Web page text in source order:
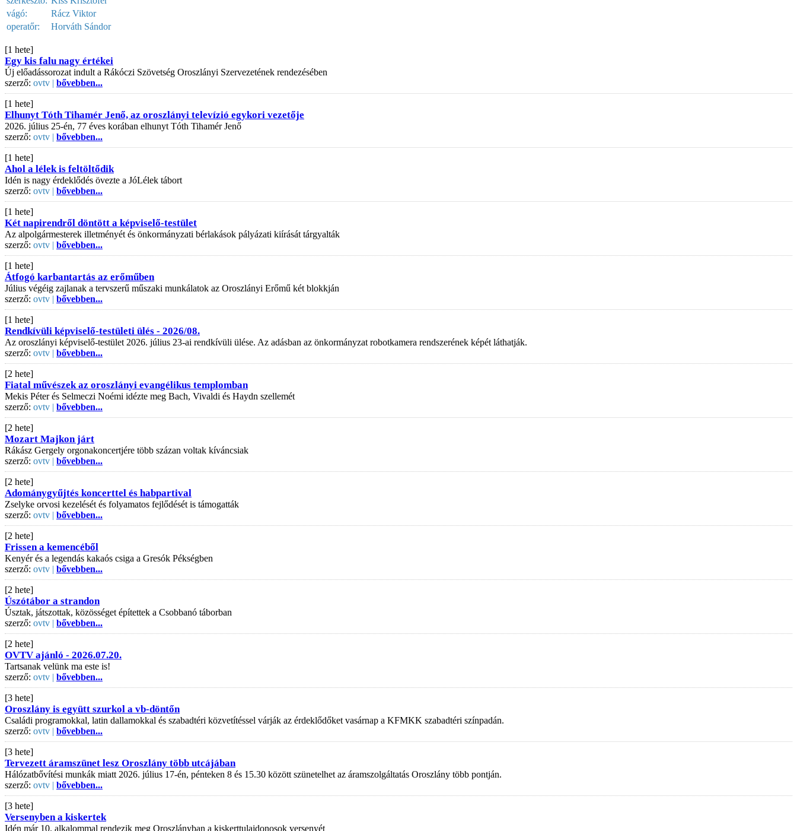
vágó:
Rácz Viktor
operatőr:
Horváth Sándor
[1 hete]
Egy kis falu nagy értékei
Új előadássorozat indult a Rákóczi Szövetség Oroszlányi Szervezetének rendezésében
szerző: ovtv | bővebben...
[1 hete]
Elhunyt Tóth Tihamér Jenő, az oroszlányi televízió egykori vezetője
2026. július 25-én, 77 éves korában elhunyt Tóth Tihamér Jenő
szerző: ovtv | bővebben...
[1 hete]
Ahol a lélek is feltöltődik
Idén is nagy érdeklődés övezte a JóLélek tábort
szerző: ovtv | bővebben...
[1 hete]
Két napirendről döntött a képviselő-testület
Az alpolgármesterek illetményét és önkormányzati bérlakások pályázati kiírását tárgyalták
szerző: ovtv | bővebben...
[1 hete]
Átfogó karbantartás az erőműben
Július végéig zajlanak a tervszerű műszaki munkálatok az Oroszlányi Erőmű két blokkján
szerző: ovtv | bővebben...
[1 hete]
Rendkívüli képviselő-testületi ülés - 2026/08.
Az oroszlányi képviselő-testület 2026. július 23-ai rendkívüli ülése. Az adásban az önkormányzat robotkamera rendszerének képét láthatják.
szerző: ovtv | bővebben...
[2 hete]
Fiatal művészek az oroszlányi evangélikus templomban
Mekis Péter és Selmeczi Noémi idézte meg Bach, Vivaldi és Haydn szellemét
szerző: ovtv | bővebben...
[2 hete]
Mozart Majkon járt
Rákász Gergely orgonakoncertjére több százan voltak kíváncsiak
szerző: ovtv | bővebben...
[2 hete]
Adománygyűjtés koncerttel és habpartival
Zselyke orvosi kezelését és folyamatos fejlődését is támogatták
szerző: ovtv | bővebben...
[2 hete]
Frissen a kemencéből
Kenyér és a legendás kakaós csiga a Gresók Pékségben
szerző: ovtv | bővebben...
[2 hete]
Úszótábor a strandon
Úsztak, játszottak, közösséget építettek a Csobbanó táborban
szerző: ovtv | bővebben...
[2 hete]
OVTV ajánló - 2026.07.20.
Tartsanak velünk ma este is!
szerző: ovtv | bővebben...
[3 hete]
Oroszlány is együtt szurkol a vb-döntőn
Családi programokkal, latin dallamokkal és szabadtéri közvetítéssel várják az érdeklődőket vasárnap a KFMKK szabadtéri színpadán.
szerző: ovtv | bővebben...
[3 hete]
Tervezett áramszünet lesz Oroszlány több utcájában
Hálózatbővítési munkák miatt 2026. július 17-én, pénteken 8 és 15.30 között szünetelhet az áramszolgáltatás Oroszlány több pontján.
szerző: ovtv | bővebben...
[3 hete]
Versenyben a kiskertek
Idén már 10. alkalommal rendezik meg Oroszlányban a kiskerttulajdonosok versenyét